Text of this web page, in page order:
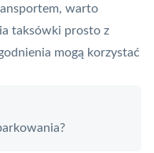
warto
taksówki prosto z
mogą korzystać